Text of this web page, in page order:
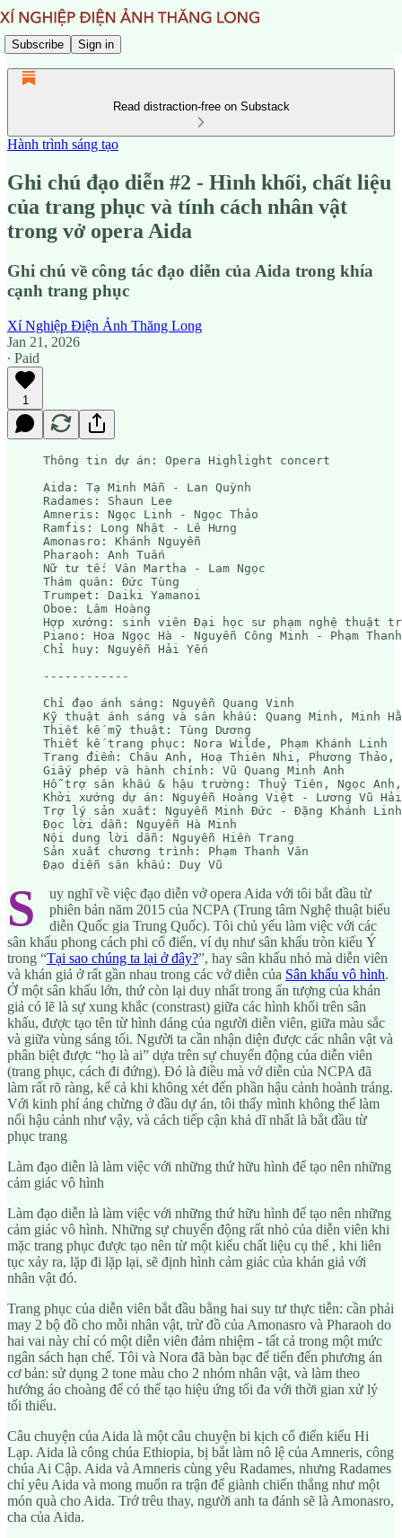
Subscribe Sign in
Read distraction-free on Substack
Hành trình sáng tạo
Ghi chú đạo diễn #2 - Hình khối, chất liệu
của trang phục và tính cách nhân vật
trong vở opera Aida
Ghi chú về công tác đạo diễn của Aida trong khía
cạnh trang phục
Xí Nghiệp Điện Ảnh Thăng Long
Jan 21, 2026
∙ Paid
1
Thông tin dự án: Opera Highlight concert
Aida: Tạ Minh Mẫn - Lan Quỳnh
Radames: Shaun Lee
Amneris: Ngọc Linh - Ngọc Thảo
Ramfis: Long Nhật - Lê Hưng
Amonasro: Khánh Nguyễn
Pharaoh: Anh Tuấn
Nữ tư tế: Vân Martha - Lam Ngọc
Thám quân: Đức Tùng
Trumpet: Daiki Yamanoi
Oboe: Lâm Hoàng
Hợp xướng: sinh viên Đại học sư phạm nghệ thuật
Piano: Hoa Ngọc Hà - Nguyễn Công Minh - Phạm
Chỉ huy: Nguyễn Hải Yến
------------
Chỉ đạo ánh sáng: Nguyễn Quang Vinh
Kỹ thuật ánh sáng và sân khấu: Quang Minh, Minh
Thiết kế mỹ thuật: Tùng Dương
Thiết kế trang phục: Nora Wilde, Phạm Khánh Linh
Trang điểm: Châu Anh, Hoạ Thiên Nhi, Phương Thảo,
Giấy phép và hành chính: Vũ Quang Minh Anh
Hỗ trợ sân khấu & hậu trường: Thuỷ Tiên, Ngọc Anh,
Khởi xướng dự án: Nguyễn Hoàng Việt - Lương Vũ Hải
Trợ lý sản xuất: Nguyễn Minh Đức - Đặng Khánh Linh
Đọc lời dẫn: Nguyễn Hà Minh
Nội dung lời dẫn: Nguyễn Hiền Trang
Sản xuất chương trình: Phạm Thanh Vân
Đạo diễn sân khấu: Duy Vũ
S
uy nghĩ về việc đạo diễn vở opera Aida với tôi bắt đầu từ
phiên bản năm 2015 của NCPA (Trung tâm Nghệ thuật biểu
diễn Quốc gia Trung Quốc). Tôi chủ yếu làm việc với các
sân khấu phong cách phi cổ điển, ví dụ như sân khấu tròn kiểu Ý
trong “Tại sao chúng ta lại ở đây?”, hay sân khấu nhỏ mà diễn viên
và khán giả ở rất gần nhau trong các vở diễn của Sân khấu vô hình.
Ở một sân khấu lớn, thứ còn lại duy nhất trong ấn tượng của khán
giả có lẽ là sự xung khắc (constrast) giữa các hình khối trên sân
khấu, được tạo tên từ hình dáng của người diễn viên, giữa màu sắc
và giữa vùng sáng tối. Người ta cần nhận diện được các nhân vật và
phân biệt được “họ là ai” dựa trên sự chuyển động của diễn viên
(trang phục, cách đi đứng). Đó là điều mà vở diễn của NCPA đã
làm rất rõ ràng, kể cả khi không xét đến phần hậu cảnh hoành tráng.
Với kinh phí áng chừng ở đầu dự án, tôi thấy mình không thể làm
nổi hậu cảnh như vậy, và cách tiếp cận khả dĩ nhất là bắt đầu từ
phục trang
Làm đạo diễn là làm việc với những thứ hữu hình để tạo nên những
cảm giác vô hình
Làm đạo diễn là làm việc với những thứ hữu hình để tạo nên những
cảm giác vô hình. Những sự chuyển động rất nhỏ của diễn viên khi
mặc trang phục được tạo nên từ một kiểu chất liệu cụ thể , khi liên
tục xảy ra, lặp đi lặp lại, sẽ định hình cảm giác của khán giả với
nhân vật đó.
Trang phục của diễn viên bắt đầu bằng hai suy tư thực tiễn: cần phải
may 2 bộ đồ cho mỗi nhân vật, trừ đồ của Amonasro và Pharaoh do
hai vai này chỉ có một diễn viên đảm nhiệm - tất cả trong một mức
ngân sách hạn chế. Tôi và Nora đã bàn bạc để tiến đến phương án
cơ bản: sử dụng 2 tone màu cho 2 nhóm nhân vật, và làm theo
hướng áo choàng để có thể tạo hiệu ứng tối đa với thời gian xử lý
tối thiểu.
Câu chuyện của Aida là một câu chuyện bi kịch cổ điển kiểu Hi
Lạp. Aida là công chúa Ethiopia, bị bắt làm nô lệ của Amneris, công
chúa Ai Cập. Aida và Amneris cùng yêu Radames, nhưng Radames
chỉ yêu Aida và mong muốn ra trận để giành chiến thắng như một
món quà cho Aida. Trớ trêu thay, người anh ta đánh sẽ là Amonasro,
cha của Aida.